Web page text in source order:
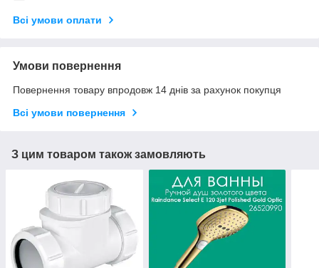
Всі умови оплати
Умови повернення
Повернення товару впродовж 14 днів за рахунок покупця
Всі умови повернення
З цим товаром також замовляють